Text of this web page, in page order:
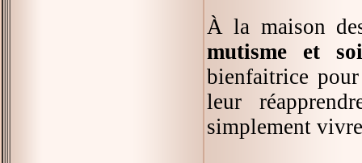
À la maison
mutisme et
bienfaitrice
leur
simplement